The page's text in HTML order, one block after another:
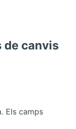
de canvis
Els camps